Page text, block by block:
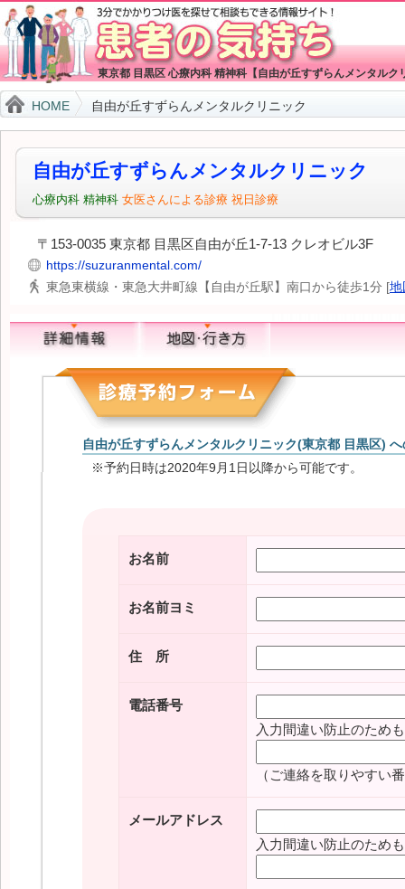
東京都 目黒区 心療内科 精神科【自由が丘すずらんメンタルク
HOME 自由が丘すずらんメンタルクリニック
自由が丘すずらんメンタルクリニック
心療内科 精神科 女医さんによる診療 祝日診療
〒153-0035 東京都 目黒区自由が丘1-7-13 クレオビル3F
https://suzuranmental.com/
東急東横線・東急大井町線【自由が丘駅】南口から徒歩1分 [地
自由が丘すずらんメンタルクリニック(東京都 目黒区)
※予約日時は2020年9月1日以降から可能です。
お名前
お名前ヨミ
住 所
電話番号
入力間違い防止のため
（ご連絡を取りやすい
メールアドレス
入力間違い防止のため